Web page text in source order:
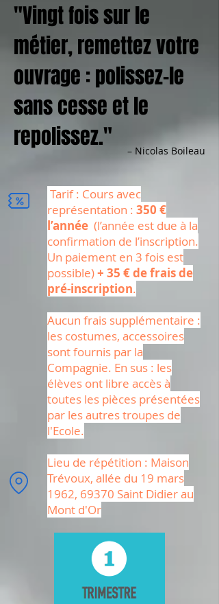
"Vingt fois sur le
métier, remettez votre
ouvrage : polissez-le
sans cesse et le
repolissez."
– Nicolas Boileau
Tarif : Cours avec
représentation : 350 €
l’année (l’année est due à la
confirmation de l’inscription.
Un paiement en 3 fois est
possible)+ 35 € de frais de
pré-inscription.
Aucun frais supplémentaire :
les costumes, accessoires
sont fournis par la
Compagnie. En sus : les
élèves ont libre accès à
toutes les pièces présentées
par les autres troupes de
l'Ecole.
Lieu de répétition : Maison
Trévoux, allée du 19 mars
1962, 69370 Saint Didier au
Mont d'Or